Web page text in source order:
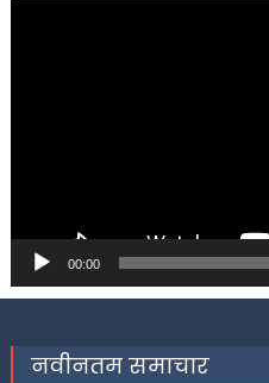
00:00
नवीनतम समाचार